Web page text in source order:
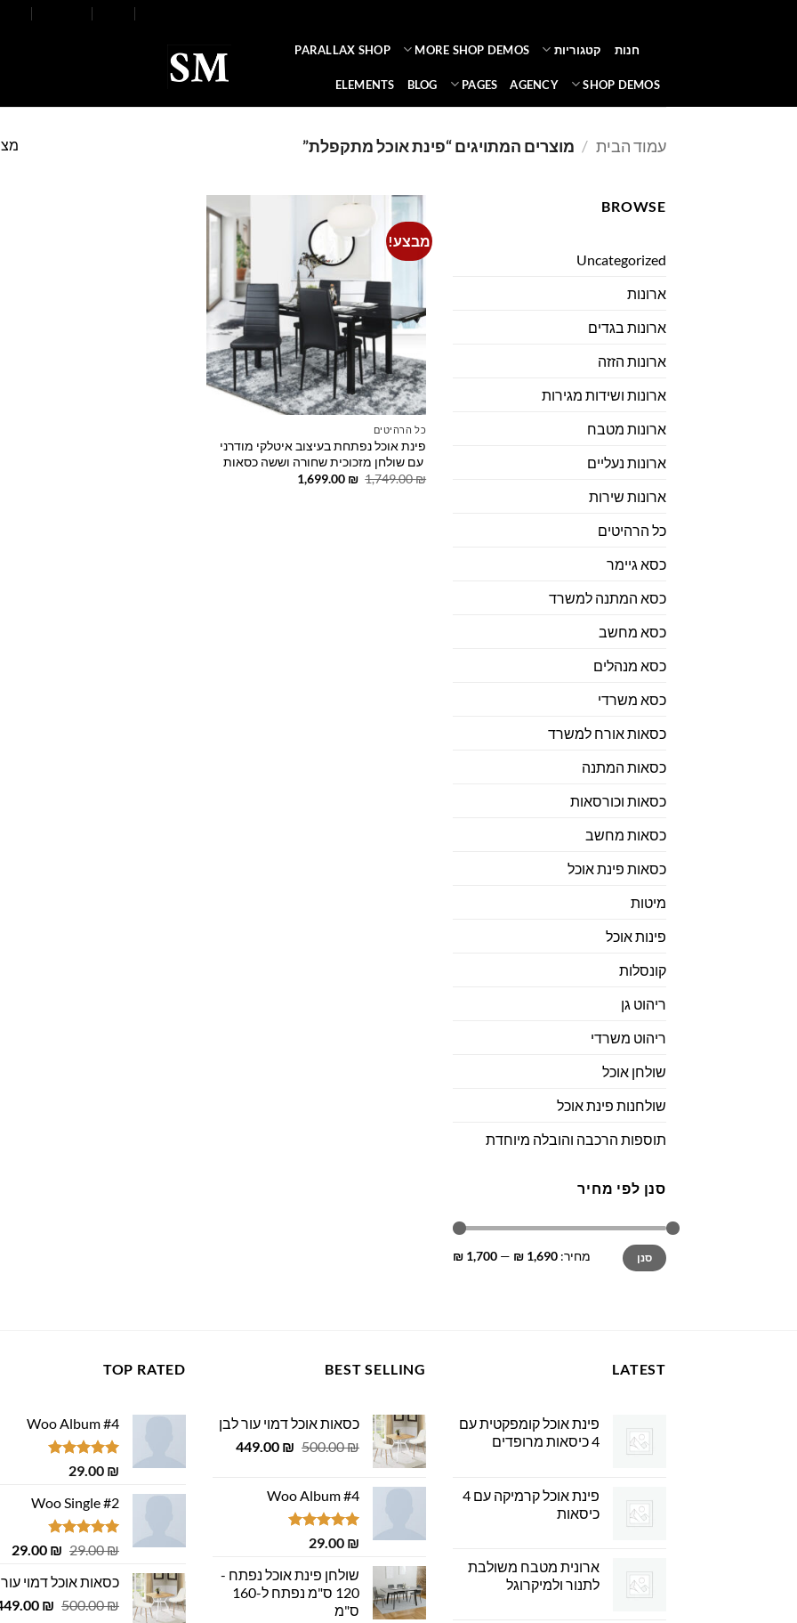
חנות קטגוריות MORE SHOP DEMOS
PARALLAX SHOP
SHOP DEMOS
AGENCY
PAGES
BLOG
ELEMENTS
עמוד הבית / מוצרים המתויגים “פינת אוכל מתקפלת”
BROWSE
Uncategorized
ארונות
ארונות בגדים
ארונות הזזה
ארונות ושידות מגירות
ארונות מטבח
ארונות נעליים
ארונות שירות
כל הרהיטים
כסא גיימר
כסא המתנה למשרד
כסא מחשב
כסא מנהלים
כסא משרדי
כסאות אורח למשרד
כסאות המתנה
כסאות וכורסאות
כסאות מחשב
כסאות פינת אוכל
מיטות
פינות אוכל
קונסלות
ריהוט גן
ריהוט משרדי
שולחן אוכל
שולחנות פינת אוכל
תוספות הרכבה והובלה מיוחדת
סנן לפי מחיר
מחיר
מינימלי
מחיר
מקסימלי
סנן מחיר: 1,690 ₪
—
1,700 ₪
מבצע!
Add to
wishlist
כל הרהיטים
פינת אוכל נפתחת בעיצוב איטלקי מודרני
עם שולחן מזכוכית שחורה וששה כסאות
1,749.00₪
המחיר
1,699.00 ₪
LATEST
פינת אוכל קומפקטית עם
4 כיסאות מרופדים
פינת אוכל קרמיקה עם 4
כיסאות
ארונית מטבח משולבת
לתנור ולמיקרוגל
BEST SELLING
כסאות אוכל דמוי עור לבן
500.00₪
המחיר
500.00 ₪.
449.00 ₪
המחיר
Woo Album #4
דורג5.00
29.00 ₪
שולחן פינת אוכל נפתח -
120 ס"מ נפתח ל-160
ס"מ
TOP RATED
Woo Album #4
דורג5.00
29.00 ₪
Woo Single #2
דורג4.75
29.00₪
המחיר
היה:
29.00 ₪.
29.00 ₪
₪.
כסאות אוכל דמוי
500.00₪
המחיר
₪